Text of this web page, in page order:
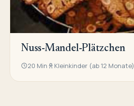
Nuss-Mandel-Plätzchen
20 Min Kleinkinder (ab 12 Monate)